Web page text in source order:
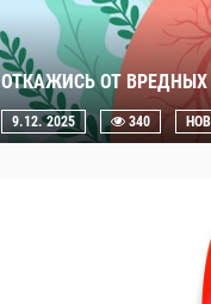
ОТКАЖИСЬ ОТ
9.12. 2025 340